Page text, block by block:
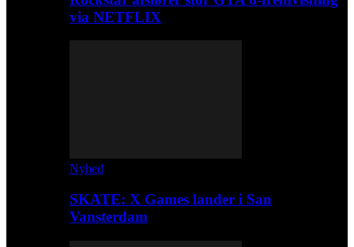
via NETFLIX
Nyhed
SKATE: X Games lander i San
Vansterdam